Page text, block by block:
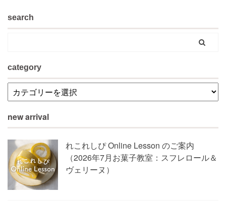
search
category
new arrival
れこれしぴ Online Lesson のご案内
（2026年7月お菓子教室：スフレロール＆
ヴェリーヌ）